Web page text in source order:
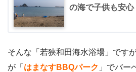
の海で子供も安心
そんな「若狭和田海水浴場」です
が「 はまなすBBQパーク 」でバー